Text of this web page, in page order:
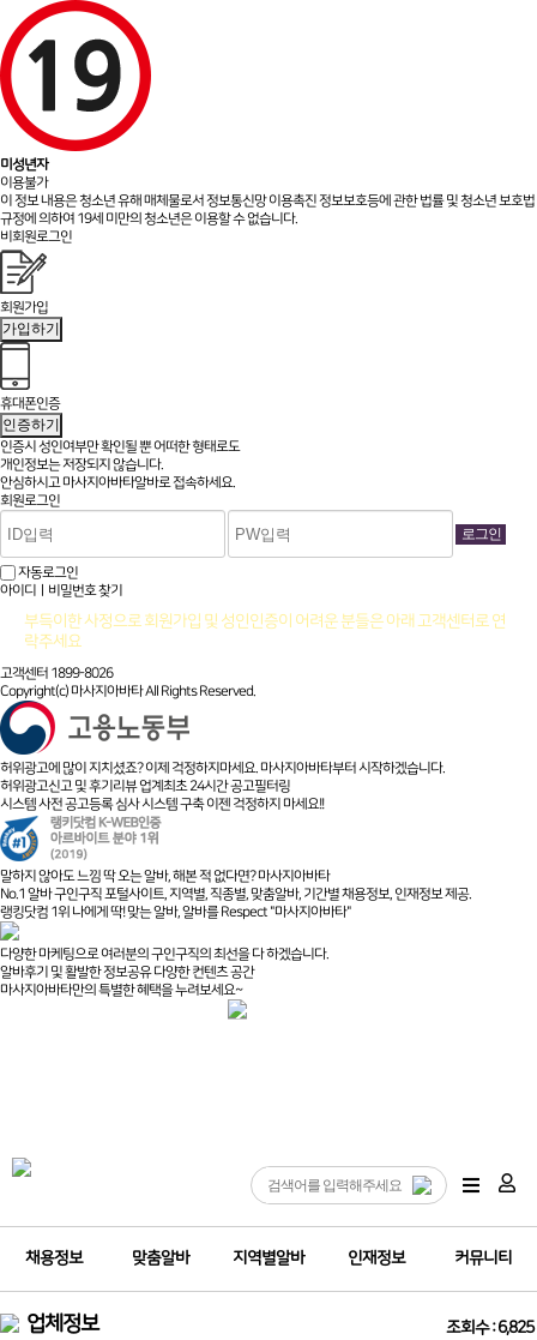
미성년자
이용불가
이 정보 내용은 청소년 유해 매체물로서 정보통신망 이용촉진 정보보호등에 관한 법률 및 청소년 보호법
규정에 의하여 19세 미만의 청소년은 이용할 수 없습니다.
비회원로그인
회원가입
가입하기
휴대폰인증
인증하기
인증시 성인여부만 확인될 뿐어떠한 형태로도
개인정보는 저장되지 않습니다.
안심하시고 마사지아바타알바로 접속하세요.
회원로그인
자동로그인
아이디ㅣ비밀번호 찾기
부득이한 사정으로 회원가입 및 성인인증이 어려운 분들은 아래 고객센터로 연
락주세요
고객센터 1899-8026
Copyright(c) 마사지아바타 All Rights Reserved.
허위광고에 많이 지치셨죠? 이제 걱정하지마세요. 마사지아바타부터 시작하겠습니다.
허위광고신고 및 후기리뷰 업계최초 24시간 공고필터링
시스템 사전 공고등록 심사 시스템 구축 이젠 걱정하지 마세요!!
말하지 않아도 느낌 딱 오는 알바, 해본 적 없다면? 마사지아바타
No.1 알바 구인구직 포털사이트, 지역별, 직종별, 맞춤알바, 기간별 채용정보, 인재정보 제공.
랭킹닷컴 1위 나에게 딱! 맞는 알바, 알바를 Respect "마사지아바타"
다양한 마케팅으로 여러분의 구인구직의 최선을 다 하겠습니다.
알바후기 및 활발한 정보공유 다양한 컨텐츠 공간
마사지아바타만의 특별한 혜택을 누려보세요~
채용정보 맞춤알바 지역별알바 인재정보 커뮤니티
업체정보 조회수 : 6,825